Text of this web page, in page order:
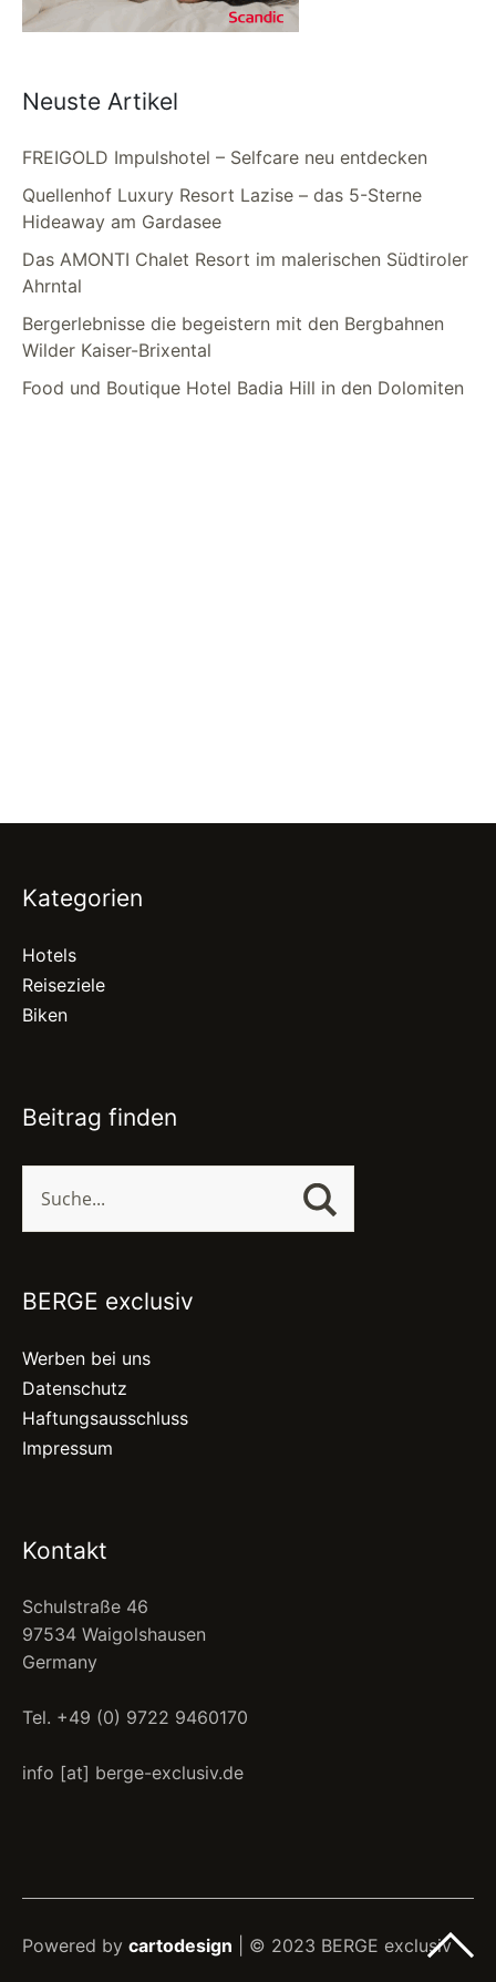
Neuste Artikel
FREIGOLD Impulshotel – Selfcare neu entdecken
Quellenhof Luxury Resort Lazise – das 5-Sterne
Hideaway am Gardasee
Das AMONTI Chalet Resort im malerischen Südtiroler
Ahrntal
Bergerlebnisse die begeistern mit den Bergbahnen
Wilder Kaiser-Brixental
Food und Boutique Hotel Badia Hill in den Dolomiten
Kategorien
Hotels
Reiseziele
Biken
Beitrag finden
BERGE exclusiv
Werben bei uns
Datenschutz
Haftungsausschluss
Impressum
Kontakt
Schulstraße 46
97534 Waigolshausen
Germany
Tel. +49 (0) 9722 9460170
info [at] berge-exclusiv.de
Powered by cartodesign | © 2023 BERGE exclusiv